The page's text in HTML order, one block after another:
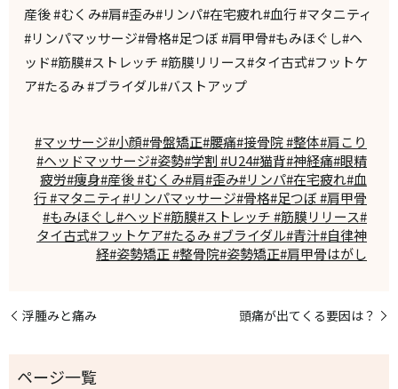
産後 #むくみ#肩#歪み#リンパ#在宅疲れ#血行 #マタニティ
#リンパマッサージ#骨格#足つぼ #肩甲骨#もみほぐし#ヘ
ッド#筋膜#ストレッチ #筋膜リリース#タイ古式#フットケ
ア#たるみ #ブライダル#バストアップ
#マッサージ#小顔#骨盤矯正#腰痛#接骨院 #整体#肩こり
#ヘッドマッサージ#姿勢#学割 #U24#猫背#神経痛#眼精
疲労#痩身#産後 #むくみ#肩#歪み#リンパ#在宅疲れ#血
行 #マタニティ#リンパマッサージ#骨格#足つぼ #肩甲骨
#もみほぐし#ヘッド#筋膜#ストレッチ #筋膜リリース#
タイ古式#フットケア#たるみ #ブライダル#青汁#自律神
経#姿勢矯正 #整骨院#姿勢矯正#肩甲骨はがし
浮腫みと痛み 頭痛が出てくる要因は？